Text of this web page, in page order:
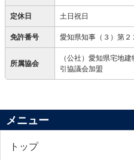
定休日 土日祝日
免許番号 愛知県知事（３）第２
所属協会
（公社）愛知県宅地
引協議会加盟
メニュー
トップ